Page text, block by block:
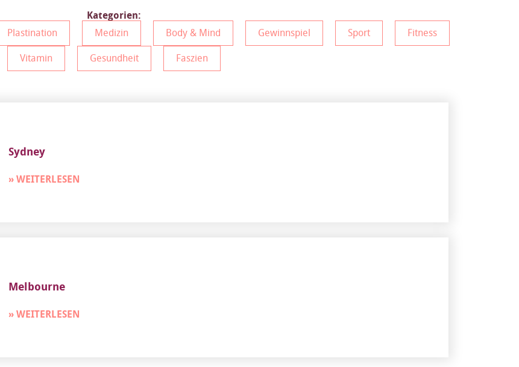
Kategorien:
Plastination Medizin Body & Mind Gewinnspiel Sport Fitness
Vitamin Gesundheit Faszien
Sydney
» WEITERLESEN
Melbourne
» WEITERLESEN